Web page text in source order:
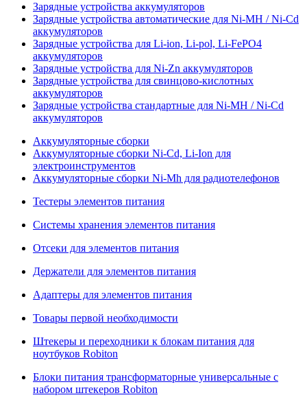
Зарядные устройства аккумуляторов
Зарядные устройства автоматические для Ni-MH / Ni-Cd
аккумуляторов
Зарядные устройства для Li-ion, Li-pol, Li-FePO4
аккумуляторов
Зарядные устройства для Ni-Zn аккумуляторов
Зарядные устройства для свинцово-кислотных
аккумуляторов
Зарядные устройства стандартные для Ni-MH / Ni-Cd
аккумуляторов
Аккумуляторные сборки
Аккумуляторные сборки Ni-Cd, Li-Ion для
электроинструментов
Аккумуляторные сборки Ni-Mh для радиотелефонов
Тестеры элементов питания
Системы хранения элементов питания
Отсеки для элементов питания
Держатели для элементов питания
Адаптеры для элементов питания
Товары первой необходимости
Штекеры и переходники к блокам питания для
ноутбуков Robiton
Блоки питания трансформаторные универсальные с
набором штекеров Robiton